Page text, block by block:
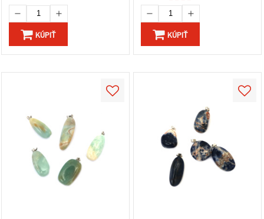
KÚPIŤ KÚPIŤ